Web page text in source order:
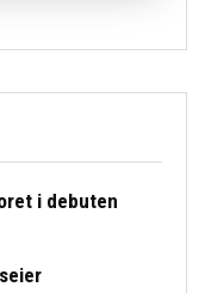
i debuten